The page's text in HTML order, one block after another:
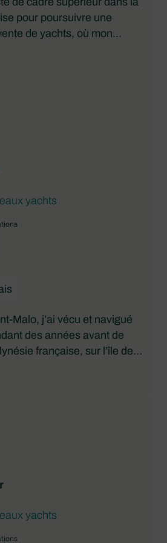
pour poursuivre une
de yachts, où mon
meilleur parti de leur
équipes de livraison entre
Aujourd’hui, je suis
agréé en Floride et je vends
de 5 ans. Outre la
passions.
yachts
Malo, j’ai vécu et navigué
des années avant de
française, sur l’île de
bateaux pour
yachts